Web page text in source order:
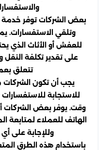
بعض الشركات توفر خدمة
وتلقي الاستفسارات.
للعفش أو الأثاث الذي
على تقدير تكلفة
تتعلق
يجب أن تكون الشركات
للاستجابة
وقت. يوفر بعض الشركات
الهاتف للعملاء لمتابعة
وللإجابة على
باستخدام هذه الطرق